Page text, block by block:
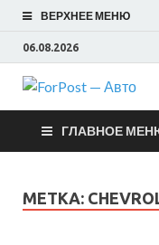
ВЕРХНЕЕ МЕНЮ
06.08.2026
ГЛАВНОЕ
МЕТКА: